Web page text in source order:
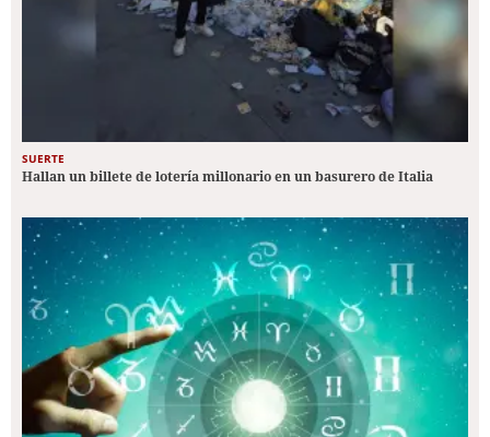
SUERTE
Hallan un billete de lotería millonario en un basurero de Italia